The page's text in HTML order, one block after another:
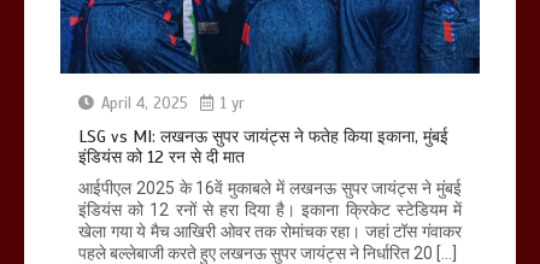
April 4, 2025 1 yr
LSG vs MI: लखनऊ सुपर जायंट्स ने फतेह किया इकाना, मुंबई
इंडियंस को 12 रन से दी मात
आईपीएल 2025 के 16वें मुकाबले में लखनऊ सुपर जायंट्स ने मुंबई
इंडियंस को 12 रनों से हरा दिया है। इकाना क्रिकेट स्टेडियम में
खेला गया ये मैच आखिरी ओवर तक रोमांचक रहा। जहां टॉस गंवाकर
पहले बल्लेबाजी करते हुए लखनऊ सुपर जायंट्स ने निर्धारित 20 […]